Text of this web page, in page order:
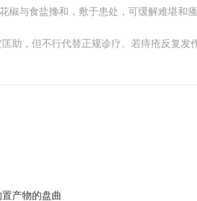
椒与食盐搀和，敷于患处，可缓解难堪和
助，但不行代替正规诊疗。若痔疮反复
产物的盘曲